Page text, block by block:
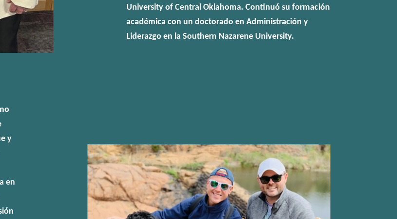
University of Central Oklahoma. Continuó su formación
académica con un doctorado en Administración y
Liderazgo en la Southern Nazarene University.
y
en